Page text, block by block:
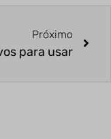
Próximo
para usar